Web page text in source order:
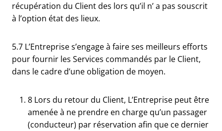
récupération du Client des lors qu’il n’ a pas souscrit
à l’option état des lieux.
5.7 L’Entreprise s’engage à faire ses meilleurs efforts
pour fournir les Services commandés par le Client,
dans le cadre d’une obligation de moyen.
8 Lors du retour du Client, L’Entreprise peut être
amenée à ne prendre en charge qu’un passager
(conducteur) par réservation afin que ce dernier